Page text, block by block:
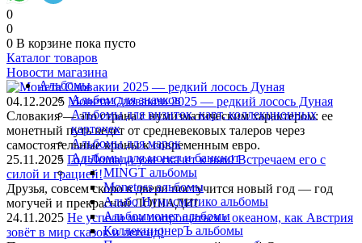
0
0
0 В корзине пока пусто
Каталог товаров
Альбомы
Альбом для значков
Альбомы для визиток, карт, коллекционных
карточек
Альбомы для марок
Альбомы для монет и банкнот
MINGT альбомы
Monetoss альбомы
Альбо Нумисматико альбомы
Альбоммонет альбомы
КоллекционерЪ альбомы
Новости магазина
04.12.2025 Монета Словакии 2025 — редкий лосось Дуная
Словакия — это страна с нумизматическим характером: ее
монетный путь ведет от средневековых талеров через
самостоятельные кроны к современным евро.
25.11.2025 Год Лошади уже скачет к нам! Встречаем его с
силой и грацией!
Друзья, совсем скоро в двери постучится новый год — год
могучей и прекрасной ЛОШАДИ!
24.11.2025 Не успели мы попрощаться с океаном, как Австрия
зовёт в мир сказок и легенд!